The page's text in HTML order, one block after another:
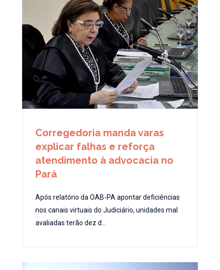
Corregedoria manda varas
explicar falhas e reforça
atendimento à advocacia no
Pará
Após relatório da OAB-PA apontar deficiências
nos canais virtuais do Judiciário, unidades mal
avaliadas terão dez d...